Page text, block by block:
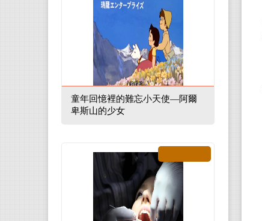
童年回憶裡的難忘小天使—阿爾
卑斯山的少女